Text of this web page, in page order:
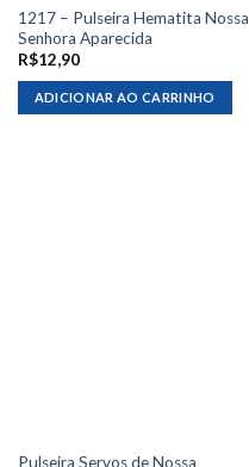
1217 – Pulseira Hematita Nossa
Senhora Aparecida
R$12,90
ADICIONAR AO CARRINHO
Pulseira Servos de Nossa